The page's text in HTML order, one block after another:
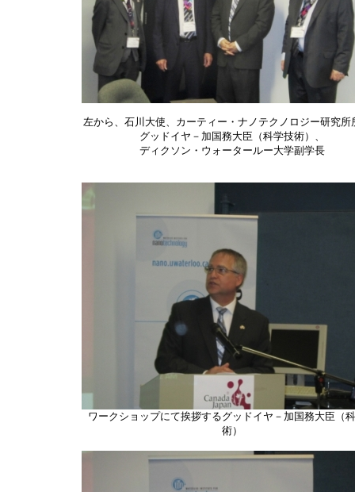
左から、石川大使、カーティー・ナノテクノロジー研究所
グッドイヤ－加国務大臣（科学技術）、
ディクソン・ウォータールー大学副学長
ワークショップにて挨拶するグッドイヤ－加国務大臣（
術）